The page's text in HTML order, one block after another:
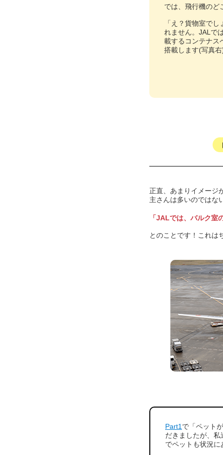
では、飛行機のど
「え？貨物室で
れません。JALで
載するコンテナス
搭載します(写真右
正直、あまりイメージ
主さんは多いのではな
「JALでは、バルク室
とのことです！これは
Part1 で「ペット
だきましたが、
でペットも状況に